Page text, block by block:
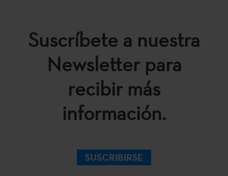
Suscríbete a nuestra
Newsletter para
recibir más
información.
SUSCRIBIRSE